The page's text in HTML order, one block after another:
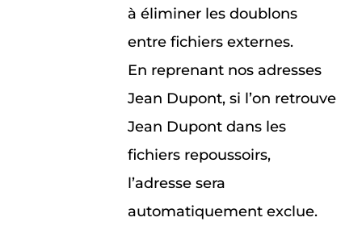
à éliminer les doublons
entre fichiers externes.
En reprenant nos adresses
Jean Dupont, si l’on retrouve
Jean Dupont dans les
fichiers repoussoirs,
l’adresse sera
automatiquement exclue.